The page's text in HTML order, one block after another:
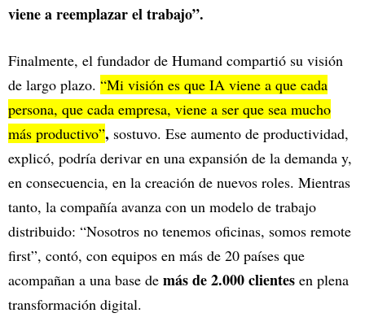
viene a reemplazar el trabajo”.
Finalmente, el fundador de Humand compartió su visión
de largo plazo. “Mi visión es que IA viene a que cada
persona, que cada empresa, viene a ser que sea mucho
más productivo”, sostuvo. Ese aumento de productividad,
explicó, podría derivar en una expansión de la demanda y,
en consecuencia, en la creación de nuevos roles. Mientras
tanto, la compañía avanza con un modelo de trabajo
distribuido: “Nosotros no tenemos oficinas, somos remote
first”, contó, con equipos en más de 20 países que
acompañan a una base de más de 2.000 clientes en plena
transformación digital.